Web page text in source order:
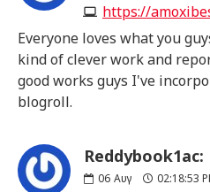
https://
Everyone loves what you
kind of clever work and
good works guys I've
blogroll.
Reddybook1ac:
06 Αυγ 02:18:53